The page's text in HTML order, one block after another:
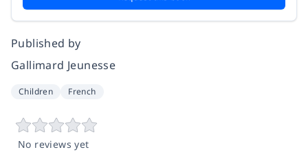
Published by
Gallimard Jeunesse
Children French
No reviews yet